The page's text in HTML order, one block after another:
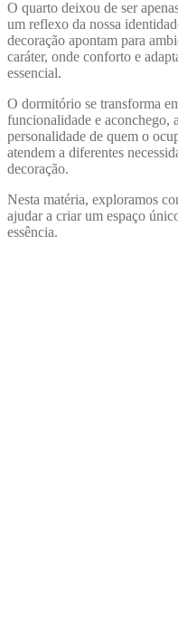
O quarto deixou de ser
um reflexo da nossa
decoração apontam para
caráter, onde conforto e
essencial.
O dormitório se transforma
funcionalidade e aconchego,
personalidade de quem o
atendem a diferentes
decoração.
Nesta matéria, exploramos
ajudar a criar um espaço
essência.